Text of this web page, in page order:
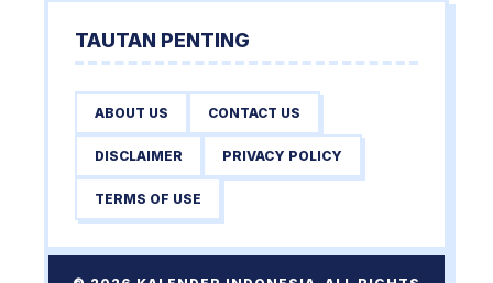
TAUTAN PENTING
ABOUT US CONTACT US
DISCLAIMER PRIVACY POLICY
TERMS OF USE